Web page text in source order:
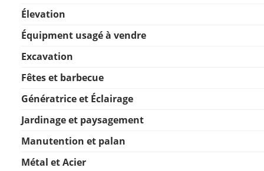
Élevation
Équipment usagé à vendre
Excavation
Fêtes et barbecue
Génératrice et Éclairage
Jardinage et paysagement
Manutention et palan
Métal et Acier